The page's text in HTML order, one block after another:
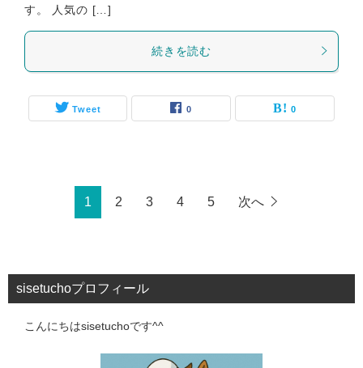
す。 人気の […]
続きを読む
Tweet 0 0
1 2 3 4 5 次へ
sisetuchoプロフィール
こんにちはsisetuchoです^^